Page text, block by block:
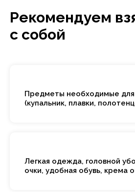
Рекомендуем
с собой
Предметы необходимые для
(купальник, плавки,
Легкая одежда, головной
очки, удобная обувь, крема